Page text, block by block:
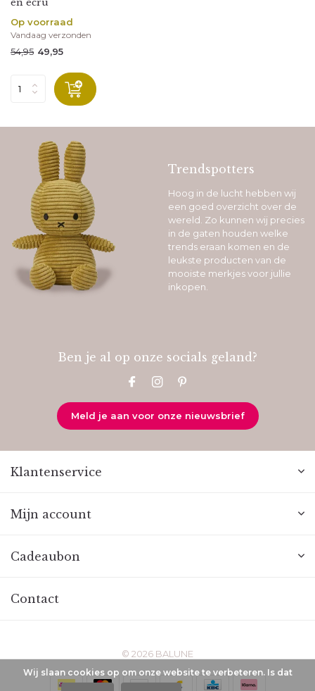
Op voorraad
Vandaag verzonden
54,95 49,95
Trendspotters
Hoog in de lucht hebben wij
een goed overzicht over de
wereld. Zo kunnen wij precies
in de gaten houden welke
trends eraan komen en de
leukste producten van de
mooiste merkjes voor jullie
inkopen.
Ben je al op onze socials geland?
Meld je aan voor onze nieuwsbrief
Klantenservice
Mijn account
Cadeaubon
Contact
© 2026 BALUNE
Wij slaan cookies op om onze website te verbeteren. Is dat